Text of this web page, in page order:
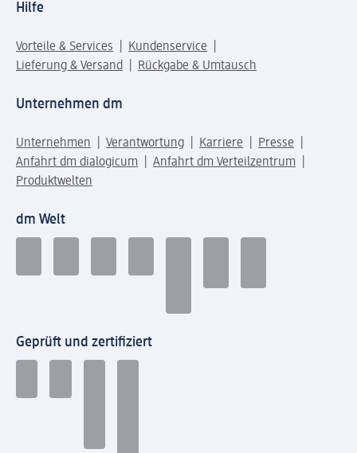
Hilfe
Vorteile & Services
Kundenservice
Lieferung & Versand
Rückgabe & Umtausch
Unternehmen dm
Unternehmen Verantwortung Karriere
Presse
Anfahrt dm dialogicum
Anfahrt dm Verteilzentrum
Produktwelten
dm Welt
Geprüft und zertifiziert